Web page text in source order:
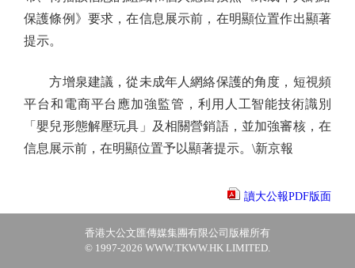
保護條例》要求，在信息展示前，在明顯位置作出顯著
提示。
方增泉建議，從未成年人網絡保護的角度，短視頻
平台和電商平台應加強監管，利用人工智能技術識別
「嬰兒形態解壓玩具」及相關營銷語，並加強審核，在
信息展示前，在明顯位置予以顯著提示。\新京報
讀大公報PDF版面
香港大公文匯傳媒集團有限公司版權所有
© 1997-2026 WWW.TKWW.HK LIMITED.